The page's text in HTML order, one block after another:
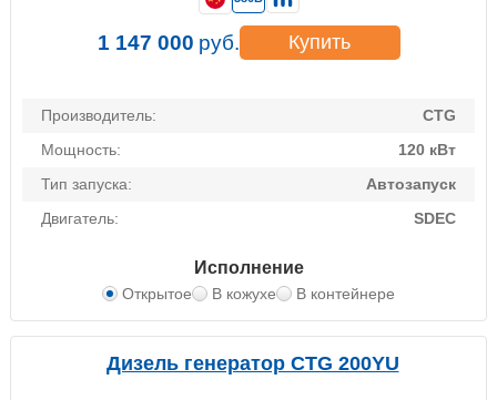
Производитель:
CTG
Мощность:
120 кВт
Тип запуска:
Автозапуск
Двигатель:
SDEC
Исполнение
Открытое В кожухе В контейнере
1 147 000 руб. Купить
Дизель генератор CTG 200YU